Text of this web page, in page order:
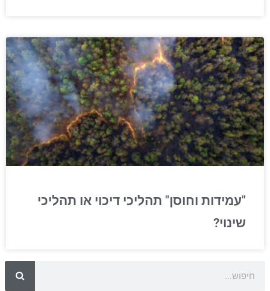
"עמידות וחוסן" תהליכי דיכוי או תהליכי
שינוי?